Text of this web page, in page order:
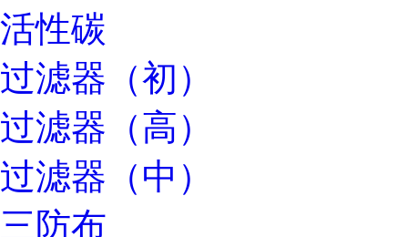
活性碳
过滤器（初）
过滤器（高）
过滤器（中）
三防布